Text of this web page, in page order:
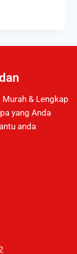
& Lengkap
yang Anda
anda